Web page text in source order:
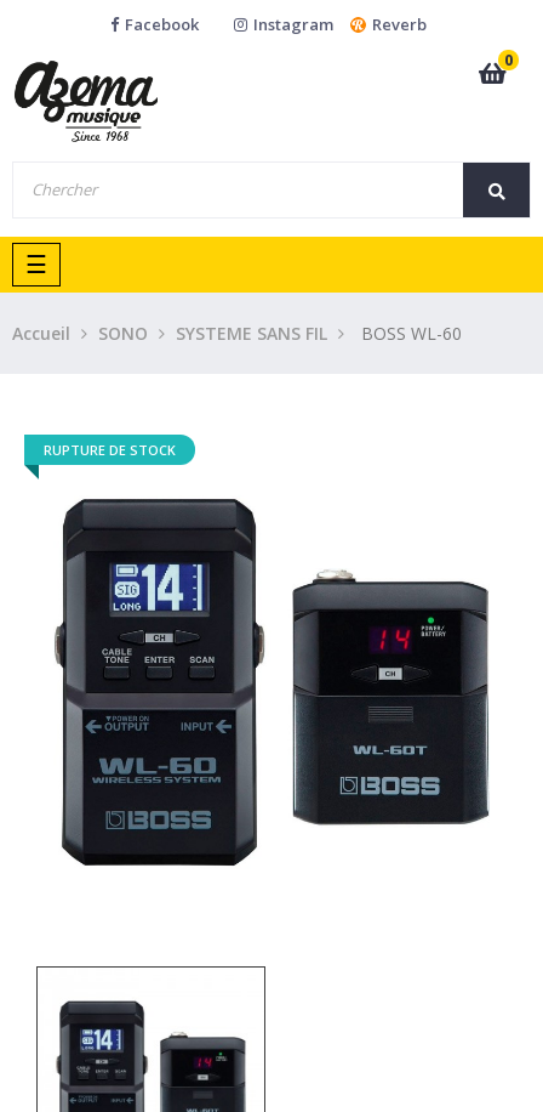
Facebook Instagram
Reverb
0
Basculer
la
navigation
☰
Accueil SONO SYSTEME SANS FIL BOSS WL-60
RUPTURE DE STOCK